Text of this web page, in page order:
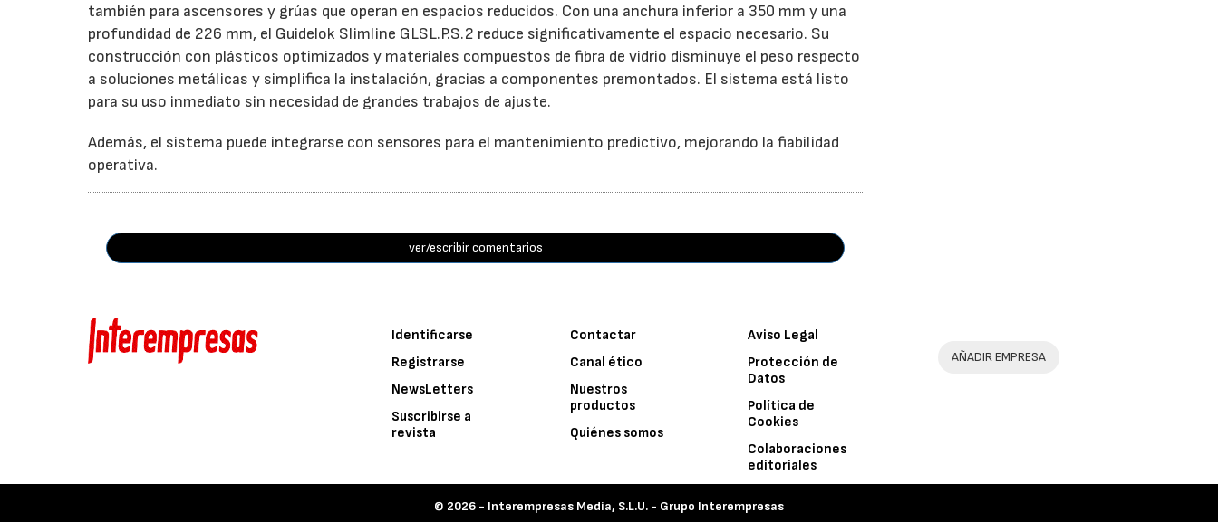
también para ascensores y grúas que operan en espacios reducidos. Con una anchura inferior a 350 mm y una
profundidad de 226 mm, el Guidelok Slimline GLSL.P.S.2 reduce significativamente el espacio necesario. Su
construcción con plásticos optimizados y materiales compuestos de fibra de vidrio disminuye el peso respecto
a soluciones metálicas y simplifica la instalación, gracias a componentes premontados. El sistema está listo
para su uso inmediato sin necesidad de grandes trabajos de ajuste.
Además, el sistema puede integrarse con sensores para el mantenimiento predictivo, mejorando la fiabilidad
operativa.
ver/escribir comentarios
Identificarse
Registrarse
NewsLetters
Suscribirse a
revista
Contactar
Canal ético
Nuestros
productos
Quiénes somos
Aviso Legal
Protección de
Datos
Política de
Cookies
Colaboraciones
editoriales
AÑADIR EMPRESA
© 2026 - Interempresas Media, S.L.U. - Grupo Interempresas